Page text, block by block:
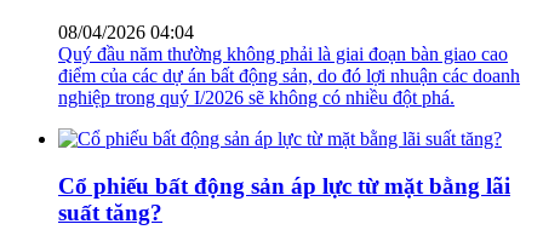
08/04/2026 04:04
Quý đầu năm thường không phải là giai đoạn bàn giao cao
điểm của các dự án bất động sản, do đó lợi nhuận các doanh
nghiệp trong quý I/2026 sẽ không có nhiều đột phá.
Cổ phiếu bất động sản áp lực từ mặt bằng lãi
suất tăng?